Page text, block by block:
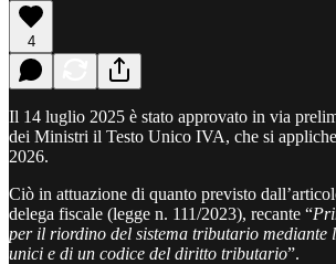
4
Il 14 luglio 2025 è stato approvato in via
dei Ministri il Testo Unico IVA, che si
2026.
Ciò in attuazione di quanto previsto
delega fiscale (legge n. 111/2023), recante “
per il riordino del sistema tributario mediante
unici e di un codice del diritto tributario”.